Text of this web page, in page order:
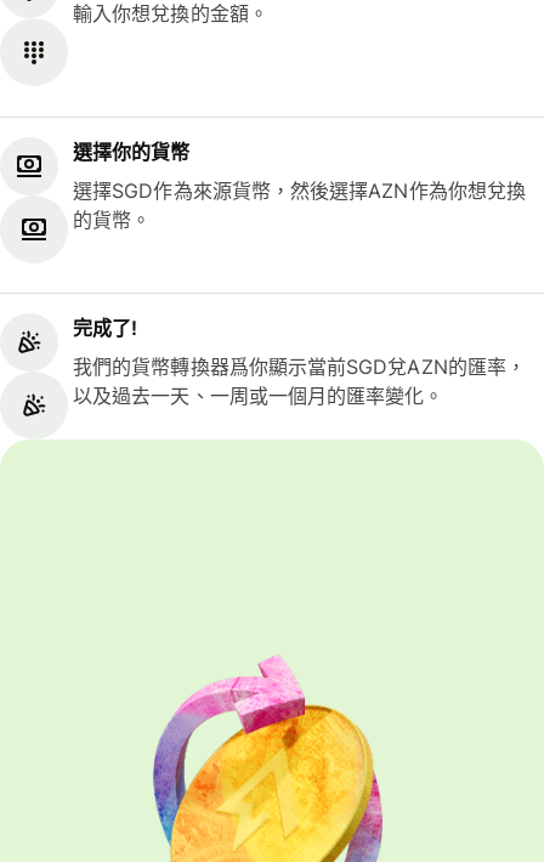
輸入你想兌換的金額。
選擇你的貨幣
選擇SGD作為來源貨幣，然後選擇AZN作為你想兌換
的貨幣。
完成了!
我們的貨幣轉換器爲你顯示當前SGD兌AZN的匯率，
以及過去一天、一周或一個月的匯率變化。